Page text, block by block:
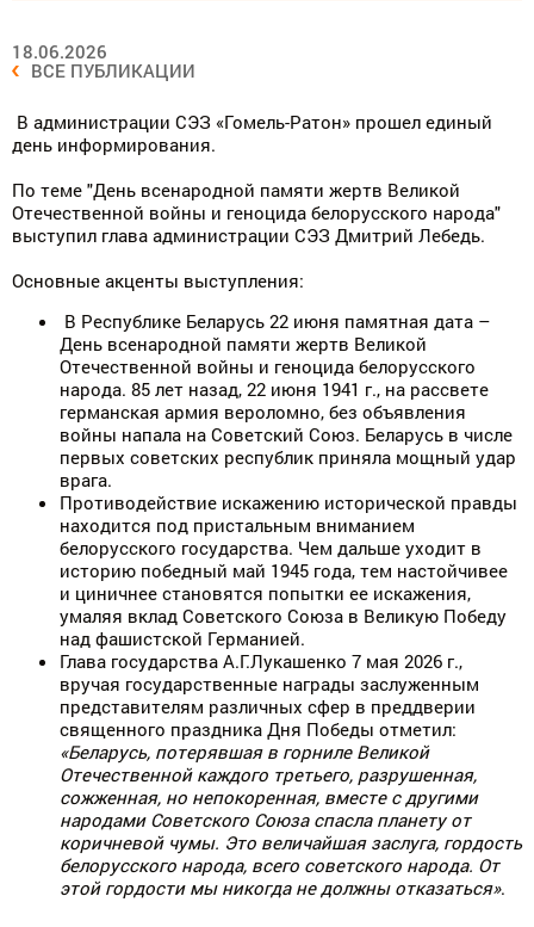
ВСЕ ПУБЛИКАЦИИ
18.06.2026
В администрации СЭЗ «Гомель-Ратон» прошел единый
день информирования.
По теме "День всенародной памяти жертв Великой
Отечественной войны и геноцида белорусского народа"
выступил глава администрации СЭЗ Дмитрий Лебедь.
Основные акценты выступления:
В Республике Беларусь 22 июня памятная дата –
День всенародной памяти жертв Великой
Отечественной войны и геноцида белорусского
народа. 85 лет назад, 22 июня 1941 г., на рассвете
германская армия вероломно, без объявления
войны напала на Советский Союз. Беларусь в числе
первых советских республик приняла мощный удар
врага.
Противодействие искажению исторической правды
находится под пристальным вниманием
белорусского государства. Чем дальше уходит в
историю победный май 1945 года, тем настойчивее
и циничнее становятся попытки ее искажения,
умаляя вклад Советского Союза в Великую Победу
над фашистской Германией.
Глава государства А.Г.Лукашенко 7 мая 2026 г.,
вручая государственные награды заслуженным
представителям различных сфер в преддверии
священного праздника Дня Победы отметил:
«Беларусь, потерявшая в горниле Великой
Отечественной каждого третьего, разрушенная,
сожженная, но непокоренная, вместе с другими
народами Советского Союза спасла планету от
коричневой чумы. Это величайшая заслуга, гордость
белорусского народа, всего советского народа. От
этой гордости мы никогда не должны отказаться».